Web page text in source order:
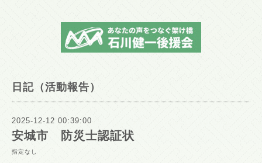
日記（活動報告）
2025-12-12 00:39:00
安城市 防災士認証状
指定なし